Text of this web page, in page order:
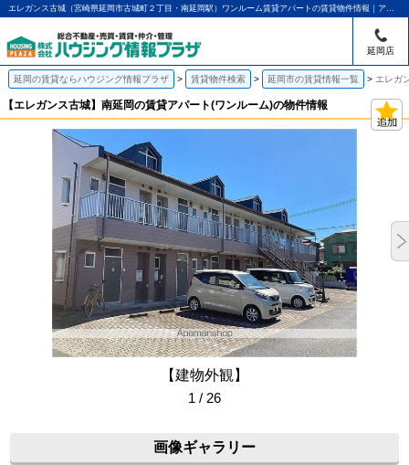
エレガンス古城（宮崎県延岡市古城町２丁目・南延岡駅）ワンルーム賃貸アパートの賃貸物件情報｜アパマンショップ延岡店｜ハウジング情報プラザ
延岡店
延岡の賃貸ならハウジング情報プラザ 賃貸物件検索 延岡市の賃貸情報一覧 エレガ
【エレガンス古城】南延岡の賃貸アパート(ワンルーム)の物件情報
【建物外観】
1 / 26
画像ギャラリー